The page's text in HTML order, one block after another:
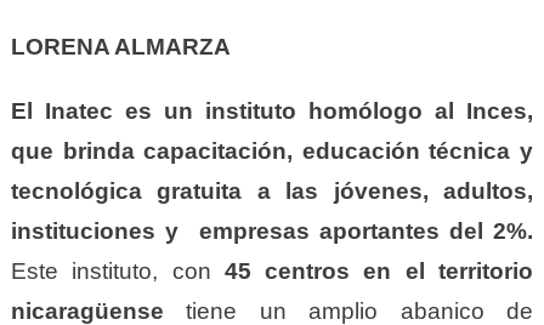
LORENA ALMARZA
El Inatec es un instituto homólogo al Inces,
que brindacapacitación, educación técnica y
tecnológicagratuita a las jóvenes, adultos,
instituciones y empresas aportantes del 2%.
Este instituto, con 45 centros en el territorio
nicaragüense tiene un amplio abanico de